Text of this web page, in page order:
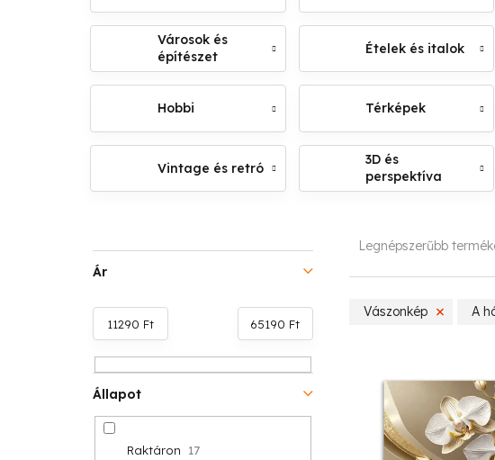
Városok és
építészet
Ételek és italok
Hobbi Térképek
Vintage és retró
3D és
perspektíva
l
d
a
l
s
ó
Ár
11290 Ft 65190 Ft
Állapot
Raktáron 17
TLegnépszerűbb
Vászonkép A